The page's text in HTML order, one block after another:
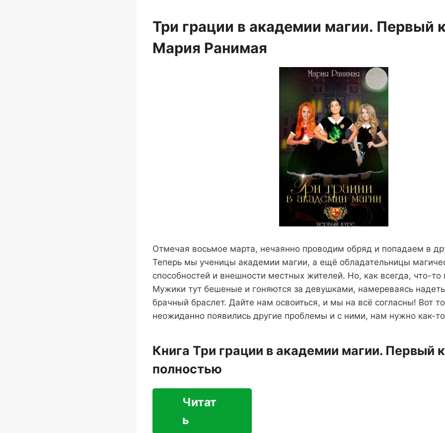
Три грации в академии магии. Первый
Мария Ранимая
Отмечая восьмое марта, нечаянно проводим обряд и попадаем в
Теперь мы ученицы академии магии, а ещё обладательницы
способностей и внешности местных жителей. Но, как всегда, что-то
Мужики тут бешеные и гоняются за девушками, намереваясь
брачный браслет. Дайте нам освоиться, и мы на всё согласны! Вот
неожиданно появились другие проблемы и с ними, нам нужно как-то
Книга Три грации в академии магии. Первый
полностью
Читат
ь